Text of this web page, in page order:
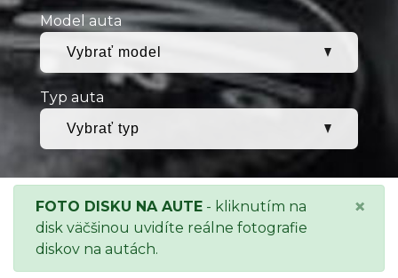
Model auta
Typ auta
FOTO DISKU NA AUTE - kliknutím na
disk väčšinou uvidíte reálne fotografie
diskov na autách.
×